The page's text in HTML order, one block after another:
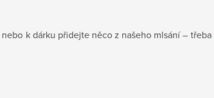
nebo k dárku přidejte něco z našeho mlsání – třeba